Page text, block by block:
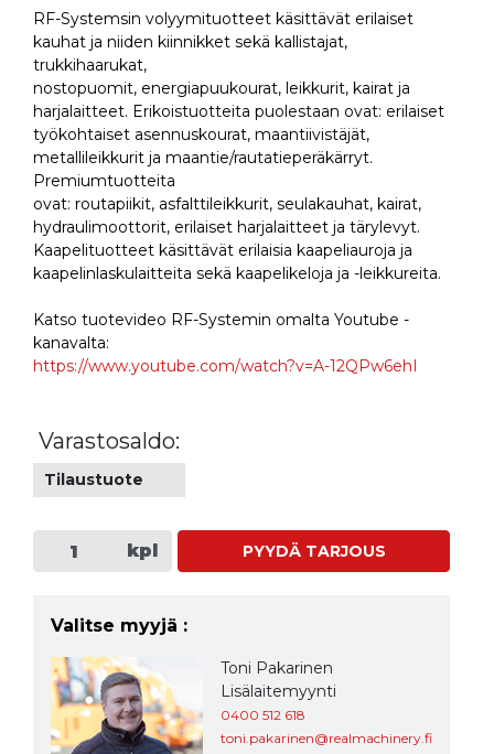
RF-Systemsin volyymituotteet käsittävät erilaiset
kauhat ja niiden kiinnikket sekä kallistajat,
trukkihaarukat,
nostopuomit, energiapuukourat, leikkurit, kairat ja
harjalaitteet. Erikoistuotteita puolestaan ovat: erilaiset
työkohtaiset asennuskourat, maantiivistäjät,
metallileikkurit ja maantie/rautatieperäkärryt.
Premiumtuotteita
ovat: routapiikit, asfalttileikkurit, seulakauhat, kairat,
hydraulimoottorit, erilaiset harjalaitteet ja tärylevyt.
Kaapelituotteet käsittävät erilaisia kaapeliauroja ja
kaapelinlaskulaitteita sekä kaapelikeloja ja -leikkureita.
Katso tuotevideo RF-Systemin omalta Youtube -
kanavalta:
https://www.youtube.com/watch?v=A-12QPw6ehI
Varastosaldo:
Tilaustuote
kpl PYYDÄ TARJOUS
Valitse myyjä :
Toni Pakarinen
Lisälaitemyynti
0400 512 618
toni.pakarinen@realmachinery.fi